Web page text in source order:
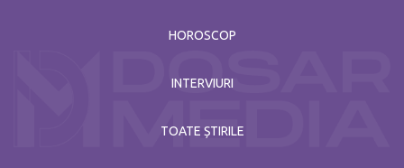
HOROSCOP
INTERVIURI
TOATE ȘTIRILE